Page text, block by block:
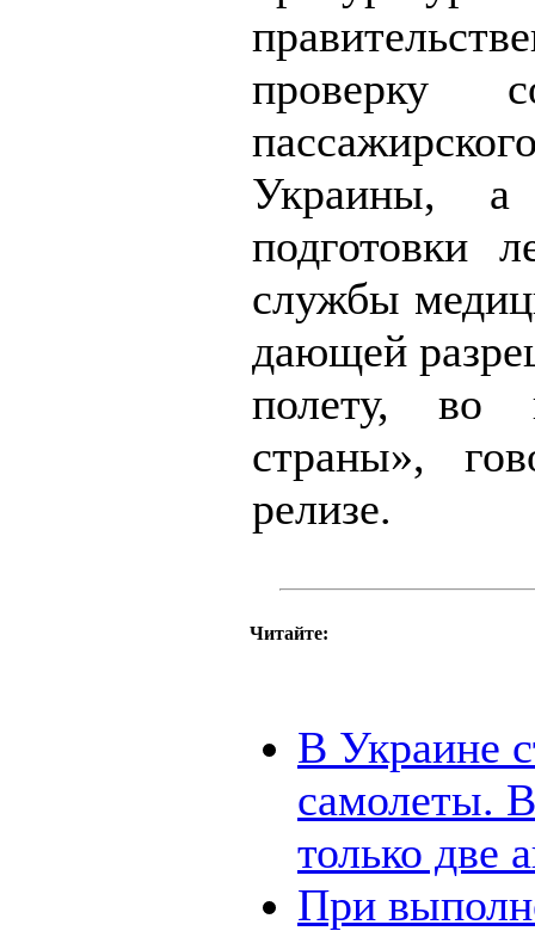
проверку
Украины, а
подготовки
службы
дающей
полету, во
страны»,
релизе.
Читайте:
В Украине
самолеты.
только две
При